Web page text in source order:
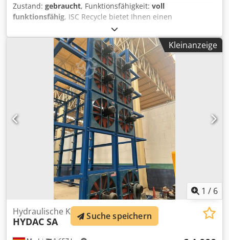
Zustand: gebraucht, Funktionsfähigkeit: voll
funktionsfähig, ISC Recycle bietet Ihnen einen
gebrauchten, leistungsstarken und sorgfältig
ausgewählten Kälte-Drucklufttrockner an, der für saubere
und trockene Druckluft in Ihren industriellen Netzwerken
sorgt. Modell: PARTENAIR EVO-BLUE-145 Zustand:
Gebraucht Djdpfx Akjzgtdgszskr Drucktaupunkt: +3°C unter
Druck (ISO 8573-1: 2001 Klasse 4) Technologie:
Proportionale Leistungsregelung für perfekte
Taupunktstabilität Kältemittel: Umweltfreundliches
Kältemittel mit niedrigem Treibhauspotential (GWP)
Leistung: Extrem geringer Druckverlust für optimale
Energieeinsparung Kontaktieren Sie uns gerne für weitere
Informationen.
Kleinanzeige
1 / 6
Hydraulische Kühleinheit
HYDAC SA Suche speichern